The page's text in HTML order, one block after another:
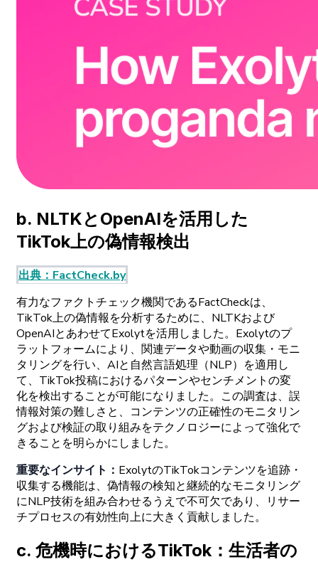
b. NLTKと OpenAIを活用した
TikTok上の偽情報検出
出典 ： FactCheck.by
有力なファクトチェック機関であるFactCheckは、
TikTok上の偽情報を分析するために、 NLTKおよび
OpenAIとあわせてExolytを活用しました。 Exolytのプ
ラットフォームにより、 関連データや動画の収集 ・ モニ
タリングを行い、 AIと 自然言語処理 （NLP）を適用し
て、 TikTok投稿におけるパターンやセンチメントの変
化を検出することが可能になりました。 この調査は、 誤
情報対策の難しさと、 コンテンツの正確性のモニタリン
グおよび検証の取り組みをテクノロジーによって強化で
きることを明らかにしました。
重要なインサイト ： ExolytのTikTokコンテンツを追跡 ・
収集する機能は、 偽情報の検知と継続的なモニタリング
にNLP技術を組み合わせるうえで不可欠であり、
リサー
チプロセスの有効性向上に大きく 貢献しました。
c. 危機時におけるTikTok： 生活者の